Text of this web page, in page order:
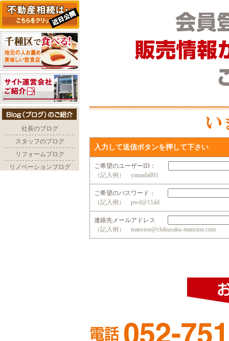
入力して送信ボタンを押して下さい
ご希望のユーザーID：
（記入例） yamada001
ご希望のパスワード：
（記入例） pwd@11dd
連絡先メールアドレス
（記入例） mansion@chikusaku-mansion.com